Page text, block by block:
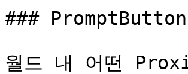
###
월드 내 어떤